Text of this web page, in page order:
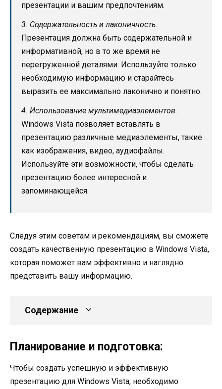
презентации и вашим предпочтениям.
3. Содержательность и лаконичность.
Презентация должна быть содержательной и
информативной, но в то же время не
перегруженной деталями. Используйте только
необходимую информацию и старайтесь
выразить ее максимально лаконично и понятно.
4. Использование мультимедиаэлементов.
Windows Vista позволяет вставлять в
презентацию различные медиаэлементы, такие
как изображения, видео, аудиофайлы.
Используйте эти возможности, чтобы сделать
презентацию более интересной и
запоминающейся.
Следуя этим советам и рекомендациям, вы сможете
создать качественную презентацию в Windows Vista,
которая поможет вам эффективно и наглядно
представить вашу информацию.
Содержание
Планирование и подготовка:
Чтобы создать успешную и эффективную
презентацию для Windows Vista, необходимо